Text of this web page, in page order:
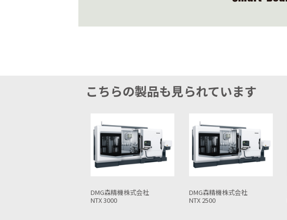
こちらの製品も見られています
DMG森精機株式会社
NTX 2500
ヤマザキマザック株式会社
INTEGREX i-350H S 1500U